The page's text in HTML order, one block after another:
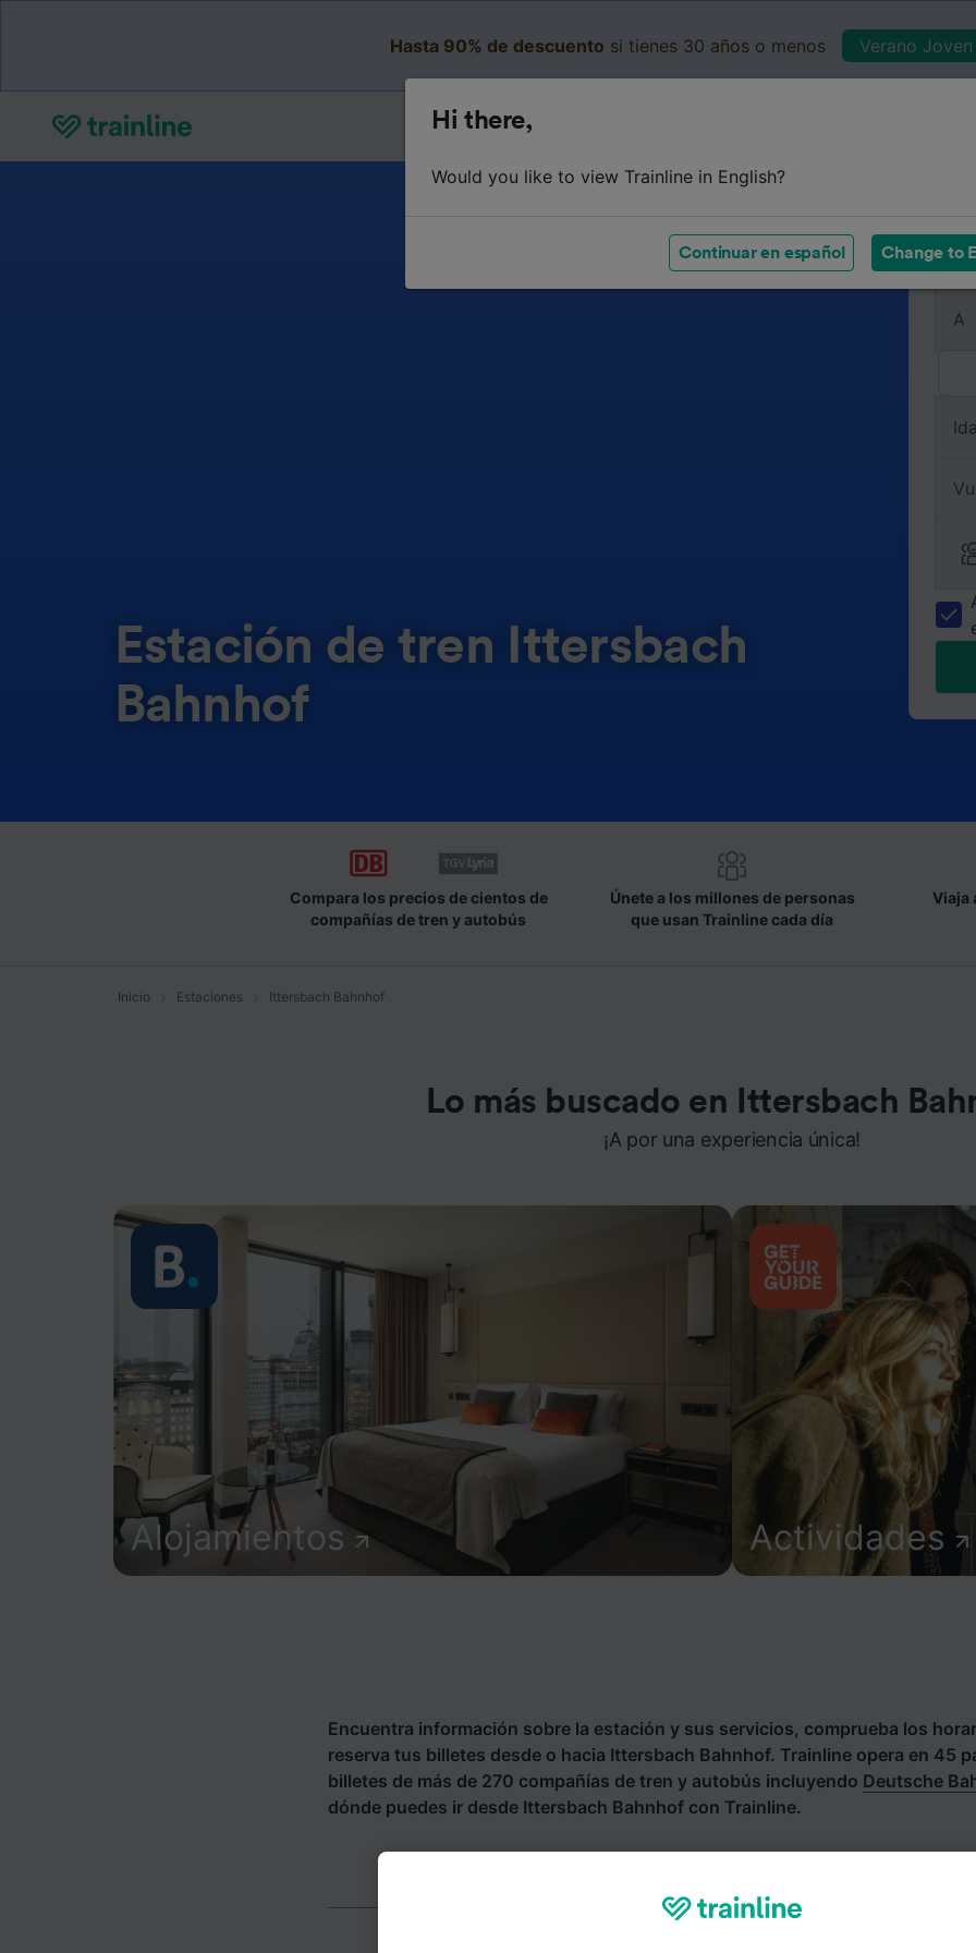
Hasta 90% de descuento si tienes 30 años o menos Verano
Estación de tren Ittersbach
Bahnhof
De
A
Compara los precios de cientos de
compañías de tren y autobús
Únete a los millones de personas
que usan Trainline cada día
Viaja
Inicio Estaciones Ittersbach Bahnhof
Lo más buscado en Ittersbach
¡A por una experiencia única!
Alojamientos Actividades
Encuentra información sobre la estación y sus servicios, comprueba los
reserva tus billetes desde o hacia Ittersbach Bahnhof. Trainline opera en 45
billetes de más de 270 compañías de tren y autobús incluyendo Deutsche
dónde puedes ir desde Ittersbach Bahnhof con Trainline.
Hi there,
Would you like to view Trainline in English?
Continuar en español Change to